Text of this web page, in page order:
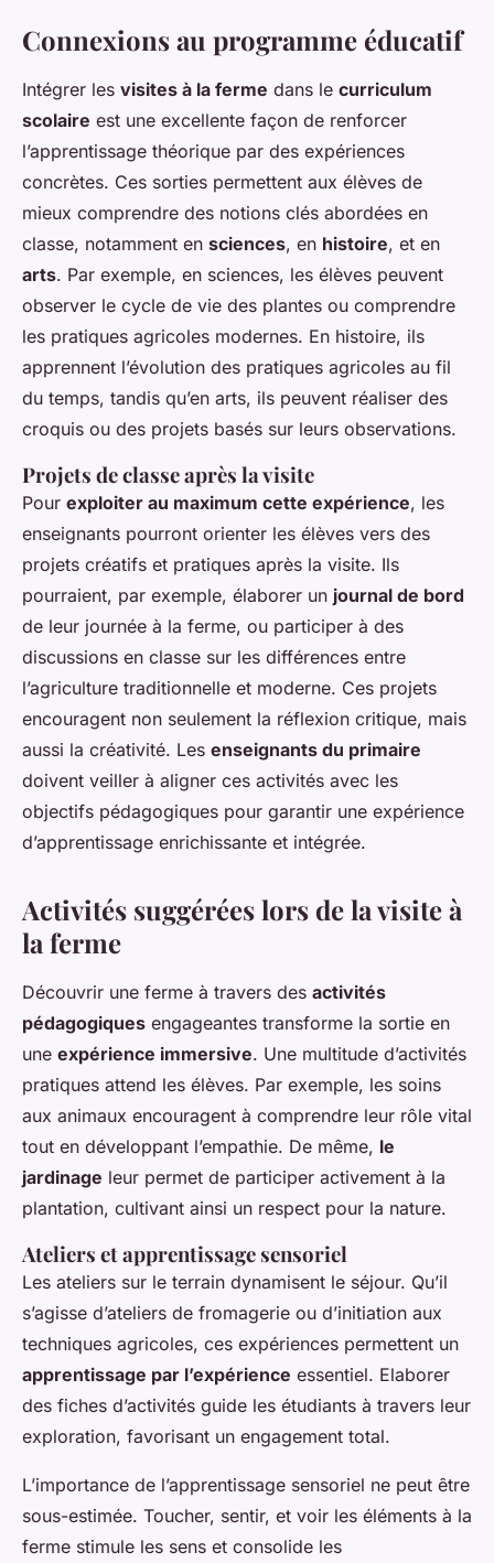
Connexions au programme éducatif
Intégrer les visites à la ferme dans le curriculum
scolaire est une excellente façon de renforcer
l’apprentissage théorique par des expériences
concrètes. Ces sorties permettent aux élèves de
mieux comprendre des notions clés abordées en
classe, notamment en sciences, en histoire, et en
arts. Par exemple, en sciences, les élèves peuvent
observer le cycle de vie des plantes ou comprendre
les pratiques agricoles modernes. En histoire, ils
apprennent l’évolution des pratiques agricoles au fil
du temps, tandis qu’en arts, ils peuvent réaliser des
croquis ou des projets basés sur leurs observations.
Projets de classe après la visite
Pour exploiter au maximum cette expérience, les
enseignants pourront orienter les élèves vers des
projets créatifs et pratiques après la visite. Ils
pourraient, par exemple, élaborer un journal de bord
de leur journée à la ferme, ou participer à des
discussions en classe sur les différences entre
l’agriculture traditionnelle et moderne. Ces projets
encouragent non seulement la réflexion critique, mais
aussi la créativité. Les enseignants du primaire
doivent veiller à aligner ces activités avec les
objectifs pédagogiques pour garantir une expérience
d’apprentissage enrichissante et intégrée.
Activités suggérées lors de la visite à
la ferme
Découvrir une ferme à travers des activités
pédagogiques engageantes transforme la sortie en
une expérience immersive. Une multitude d’activités
pratiques attend les élèves. Par exemple, les soins
aux animaux encouragent à comprendre leur rôle vital
tout en développant l’empathie. De même, le
jardinage leur permet de participer activement à la
plantation, cultivant ainsi un respect pour la nature.
Ateliers et apprentissage sensoriel
Les ateliers sur le terrain dynamisent le séjour. Qu’il
s’agisse d’ateliers de fromagerie ou d’initiation aux
techniques agricoles, ces expériences permettent un
apprentissage par l’expérience essentiel. Elaborer
des fiches d’activités guide les étudiants à travers leur
exploration, favorisant un engagement total.
L’importance de l’apprentissage sensoriel ne peut être
sous-estimée. Toucher, sentir, et voir les éléments à la
ferme stimule les sens et consolide les